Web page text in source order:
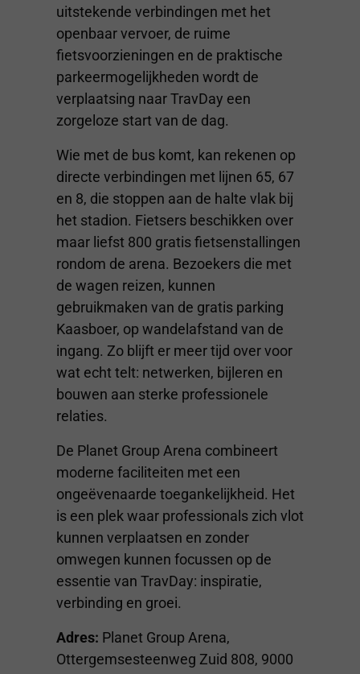
uitstekende verbindingen met het
openbaar vervoer, de ruime
fietsvoorzieningen en de praktische
parkeermogelijkheden wordt de
verplaatsing naar TravDay een
zorgeloze start van de dag.
Wie met de bus komt, kan rekenen op
directe verbindingen met lijnen 65, 67
en 8, die stoppen aan de halte vlak bij
het stadion. Fietsers beschikken over
maar liefst 800 gratis fietsenstallingen
rondom de arena. Bezoekers die met
de wagen reizen, kunnen
gebruikmaken van de gratis parking
Kaasboer, op wandelafstand van de
ingang. Zo blijft er meer tijd over voor
wat echt telt: netwerken, bijleren en
bouwen aan sterke professionele
relaties.
De Planet Group Arena combineert
moderne faciliteiten met een
ongeëvenaarde toegankelijkheid. Het
is een plek waar professionals zich vlot
kunnen verplaatsen en zonder
omwegen kunnen focussen op de
essentie van TravDay: inspiratie,
verbinding en groei.
Adres: Planet Group Arena,
Ottergemsesteenweg Zuid 808, 9000